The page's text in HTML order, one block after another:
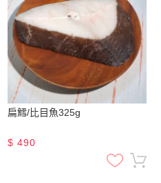
扁鱈/比目魚325g
$ 490